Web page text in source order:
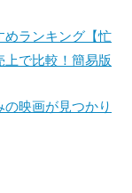
めランキング【忙
上で比較！簡易版
映画が見つかり